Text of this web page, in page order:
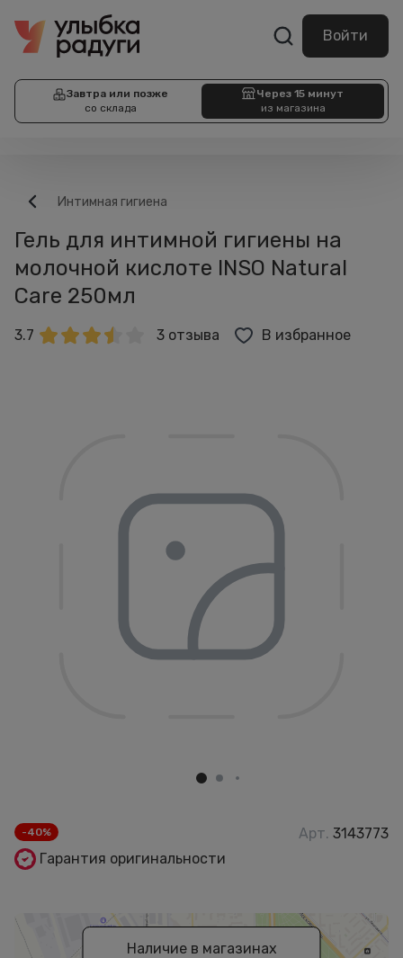
Войти
Завтра или позже
со склада
Через 15 минут
из магазина
Интимная гигиена
Гель для интимной гигиены на
молочной кислоте INSO Natural
Care 250мл
3.7 3 отзыва В избранное
-40% Арт. 3143773
Гарантия оригинальности
Наличие в магазинах